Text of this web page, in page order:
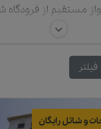
مستقیم از
کیش همراه با
فیلتر